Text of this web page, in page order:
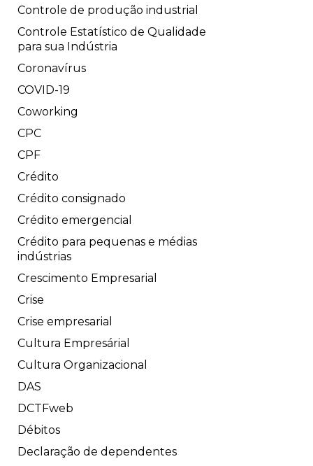
Controle de produção industrial
Controle Estatístico de Qualidade
para sua Indústria
Coronavírus
COVID-19
Coworking
CPC
CPF
Crédito
Crédito consignado
Crédito emergencial
Crédito para pequenas e médias
indústrias
Crescimento Empresarial
Crise
Crise empresarial
Cultura Empresárial
Cultura Organizacional
DAS
DCTFweb
Débitos
Declaração de dependentes